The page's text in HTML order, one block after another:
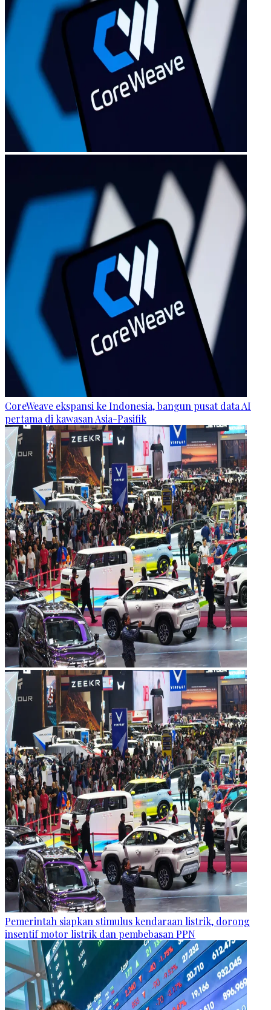
CoreWeave ekspansi ke Indonesia, bangun pusat data AI
pertama di kawasan Asia-Pasifik
Pemerintah siapkan stimulus kendaraan listrik, dorong
insentif motor listrik dan pembebasan PPN